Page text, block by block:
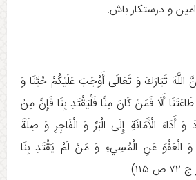
و درستكار باش.
اللَّهَ تَبَارَكَ وَ تَعَالَى أَوْجَبَ عَلَيْكُمْ حُبَّنَا وَ
أَلَا فَمَنْ كَانَ مِنَّا فَلْيَقْتَدِ بِنَا فَإِنَّ مِنْ
وَ أَدَاءَ الْأَمَانَةِ إِلَى الْبَرِّ وَ الْفَاجِرِ وَ صِلَةَ
وَ الْعَفْوَ عَنِ الْمُسِي‏ءِ وَ مَنْ لَمْ يَقْتَدِ بِنَا